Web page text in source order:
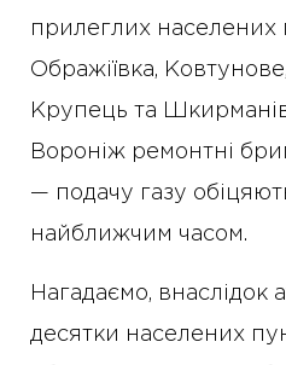
прилеглих населених
Ображіївка,
Крупець та
Вороніж ремонтні
— подачу газу
найближчим часом.
Нагадаємо, внаслідок
десятки населених